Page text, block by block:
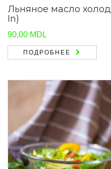
Льняное масло
In)
90,00 MDL
ПОДРОБНЕЕ